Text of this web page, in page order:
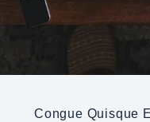
Congue Quisque